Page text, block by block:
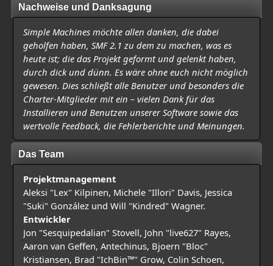
Nachweise und Danksagung
Simple Machines möchte allen danken, die dabei
geholfen haben, SMF 2.1 zu dem zu machen, was es
heute ist; die das Projekt geformt und gelenkt haben,
durch dick und dünn. Es wäre ohne euch nicht möglich
gewesen. Dies schließt alle Benutzer und besonders die
Charter-Mitglieder mit ein – vielen Dank für das
Installieren und Benutzen unserer Software sowie das
wertvolle Feedback, die Fehlerberichte und Meinungen.
Das Team
Projektmanagement
Aleksi "Lex" Kilpinen, Michele "Illori" Davis, Jessica
"Suki" González und Will "Kindred" Wagner.
Entwickler
Jon "Sesquipedalian" Stovell, John "live627" Rayes,
Aaron van Geffen, Antechinus, Bjoern "Bloc"
Kristiansen, Brad "IchBin™" Grow, Colin Schoen,